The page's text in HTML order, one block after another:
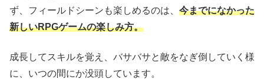
ず、フィールドシーンも楽しめるのは、 今までになかった
新しいRPGゲームの楽しみ方。
成長してスキルを覚え、バサバサと敵をなぎ倒していく様
に、いつの間にか没頭しています。